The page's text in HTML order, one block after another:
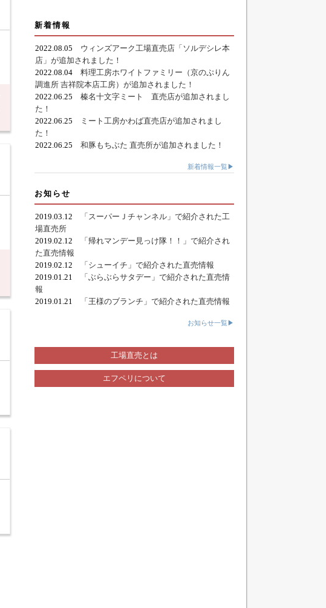
新着情報
2022.08.05 ウィンズアーク工場直売店「ソルデシレ本
店」が追加されました！
2022.08.04 料理工房ホワイトファミリー（京のぷりん
調進所 吉祥院本店工房）が追加されました！
2022.06.25 榛名十文字ミート 直売店が追加されまし
た！
2022.06.25
ミート工房かわば直売店が追加されまし
た！
2022.06.25 和豚もちぶた 直売所が追加されました！
新着情報一覧▶
お知らせ
2019.03.12
「スーパーＪチャンネル」で紹介された工
場直売所
2019.02.12
「帰れマンデー見っけ隊！！」で紹介され
た直売情報
2019.02.12
「シューイチ」で紹介された直売情報
2019.01.21
「ぶらぶらサタデー」で紹介された直売情
報
2019.01.21
「王様のブランチ」で紹介された直売情報
お知らせ一覧▶
工場直売とは
エフペリについて